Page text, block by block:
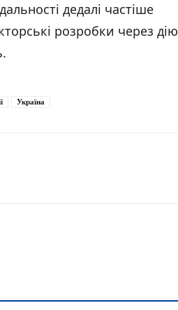
дедалі частіше
розробки через дію
Україна